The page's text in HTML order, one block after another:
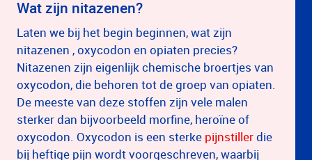
Wat zijn nitazenen?
Laten we bij het begin beginnen, wat zijn
nitazenen , oxycodon en opiaten precies?
Nitazenen zijn eigenlijk chemische broertjes van
oxycodon, die behoren tot de groep van opiaten.
De meeste van deze stoffen zijn vele malen
sterker dan bijvoorbeeld morfine, heroïne of
oxycodon. Oxycodon is een sterke pijnstillerdie
bij heftige pijn wordt voorgeschreven, waarbij